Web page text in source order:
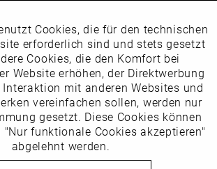
Sie uns auf Instagram
horsch_schuhe
habe ich zur Kenntnis
Aktiv
Inaktiv
Inaktiv
Inaktiv
Cookies, die für den technischen
erforderlich sind und stets gesetzt
Cookies, die den Komfort bei
Website erhöhen, der Direktwerbung
mit anderen Websites und
vereinfachen sollen, werden nur
gesetzt. Diese Cookies können
"Nur funktionale Cookies akzeptieren"
abgelehnt werden.